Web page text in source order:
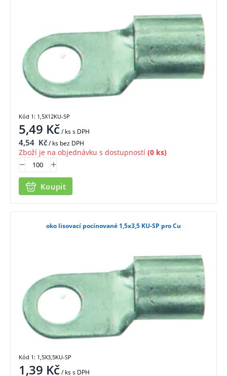
5,49 Kč/ kss DPH
4,54 Kč/ ks bez DPH
Zboží je na objednávku s dostupností (0 ks)
Koupit
Kód 1: 1,5X12KU-SP
oko lisovací pocínované 1,5x3,5 KU-SP pro Cu
1,39 Kč/ kss DPH
Kód 1: 1,5X3,5KU-SP